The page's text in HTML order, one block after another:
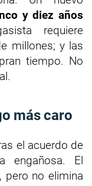
y diez años
requiere
millones; y las
tiempo. No
más caro
el acuerdo de
engañosa. El
pero no elimina